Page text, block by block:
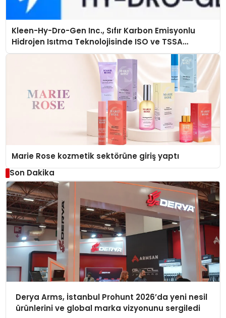
Kleen-Hy-Dro-Gen Inc., Sıfır Karbon Emisyonlu
Hidrojen Isıtma Teknolojisinde ISO ve TSSA
Düzenleyici Onaylarını Aldı
Marie Rose kozmetik sektörüne giriş yaptı
Son Dakika
Derya Arms, İstanbul Prohunt 2026’da yeni nesil
ürünlerini ve global marka vizyonunu sergiledi